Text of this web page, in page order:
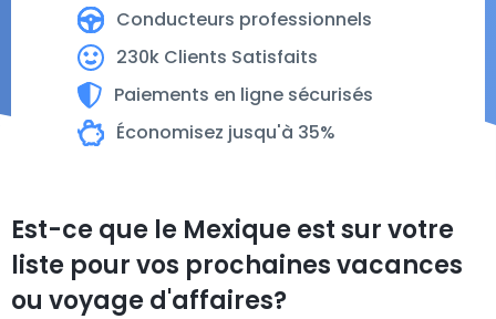
Conducteurs professionnels
230k Clients Satisfaits
Paiements en ligne sécurisés
Économisez jusqu'à 35%
Est-ce que le Mexique est sur votre
liste pour vos prochaines vacances
ou voyage d'affaires?